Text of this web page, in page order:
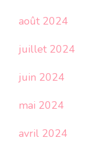
août 2024
juillet 2024
juin 2024
mai 2024
avril 2024